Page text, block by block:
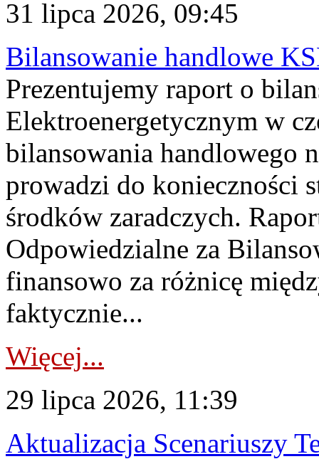
31 lipca 2026, 09:45
Bilansowanie handlowe
Prezentujemy raport o
Elektroenergetycznym w
bilansowania handlowego
prowadzi do konieczności
środków zaradczych.
Odpowiedzialne za
finansowo za różnicę
faktycznie...
Więcej...
29 lipca 2026, 11:39
Aktualizacja Scenariuszy